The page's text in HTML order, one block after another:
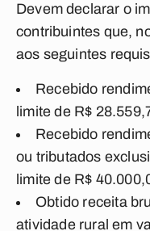
Devem declarar o
contribuintes que,
aos seguintes
Recebido
limite de R$
Recebido
ou tributados
limite de R$
Obtido receita
atividade rural em